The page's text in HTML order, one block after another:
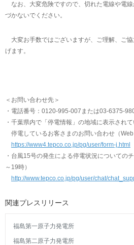
なお、大変危険ですので、切れた電線や電
づかないでください。
大変お手数ではございますが、ご理解、ご
げます。
＜お問い合わせ先＞
・電話番号：0120-995-007または03-6375-
・千葉県内で「停電情報」の地域に表示されて
停電しているお客さまのお問い合わせ（Web
https://www4.tepco.co.jp/pg/user/form-j.html
・台風15号の発生による停電状況についての
～19時）
http://www.tepco.co.jp/pg/user/chat/
関連プレスリリース
福島第一原子力発電所
福島第二原子力発電所